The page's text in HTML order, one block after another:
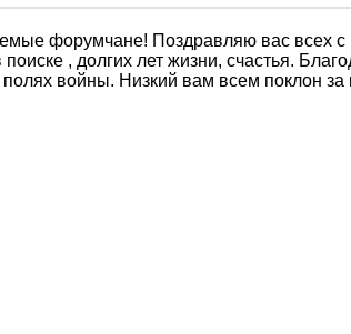
форумчане! Поздравляю вас всех
, долгих лет жизни, счастья.
полях войны. Низкий вам всем